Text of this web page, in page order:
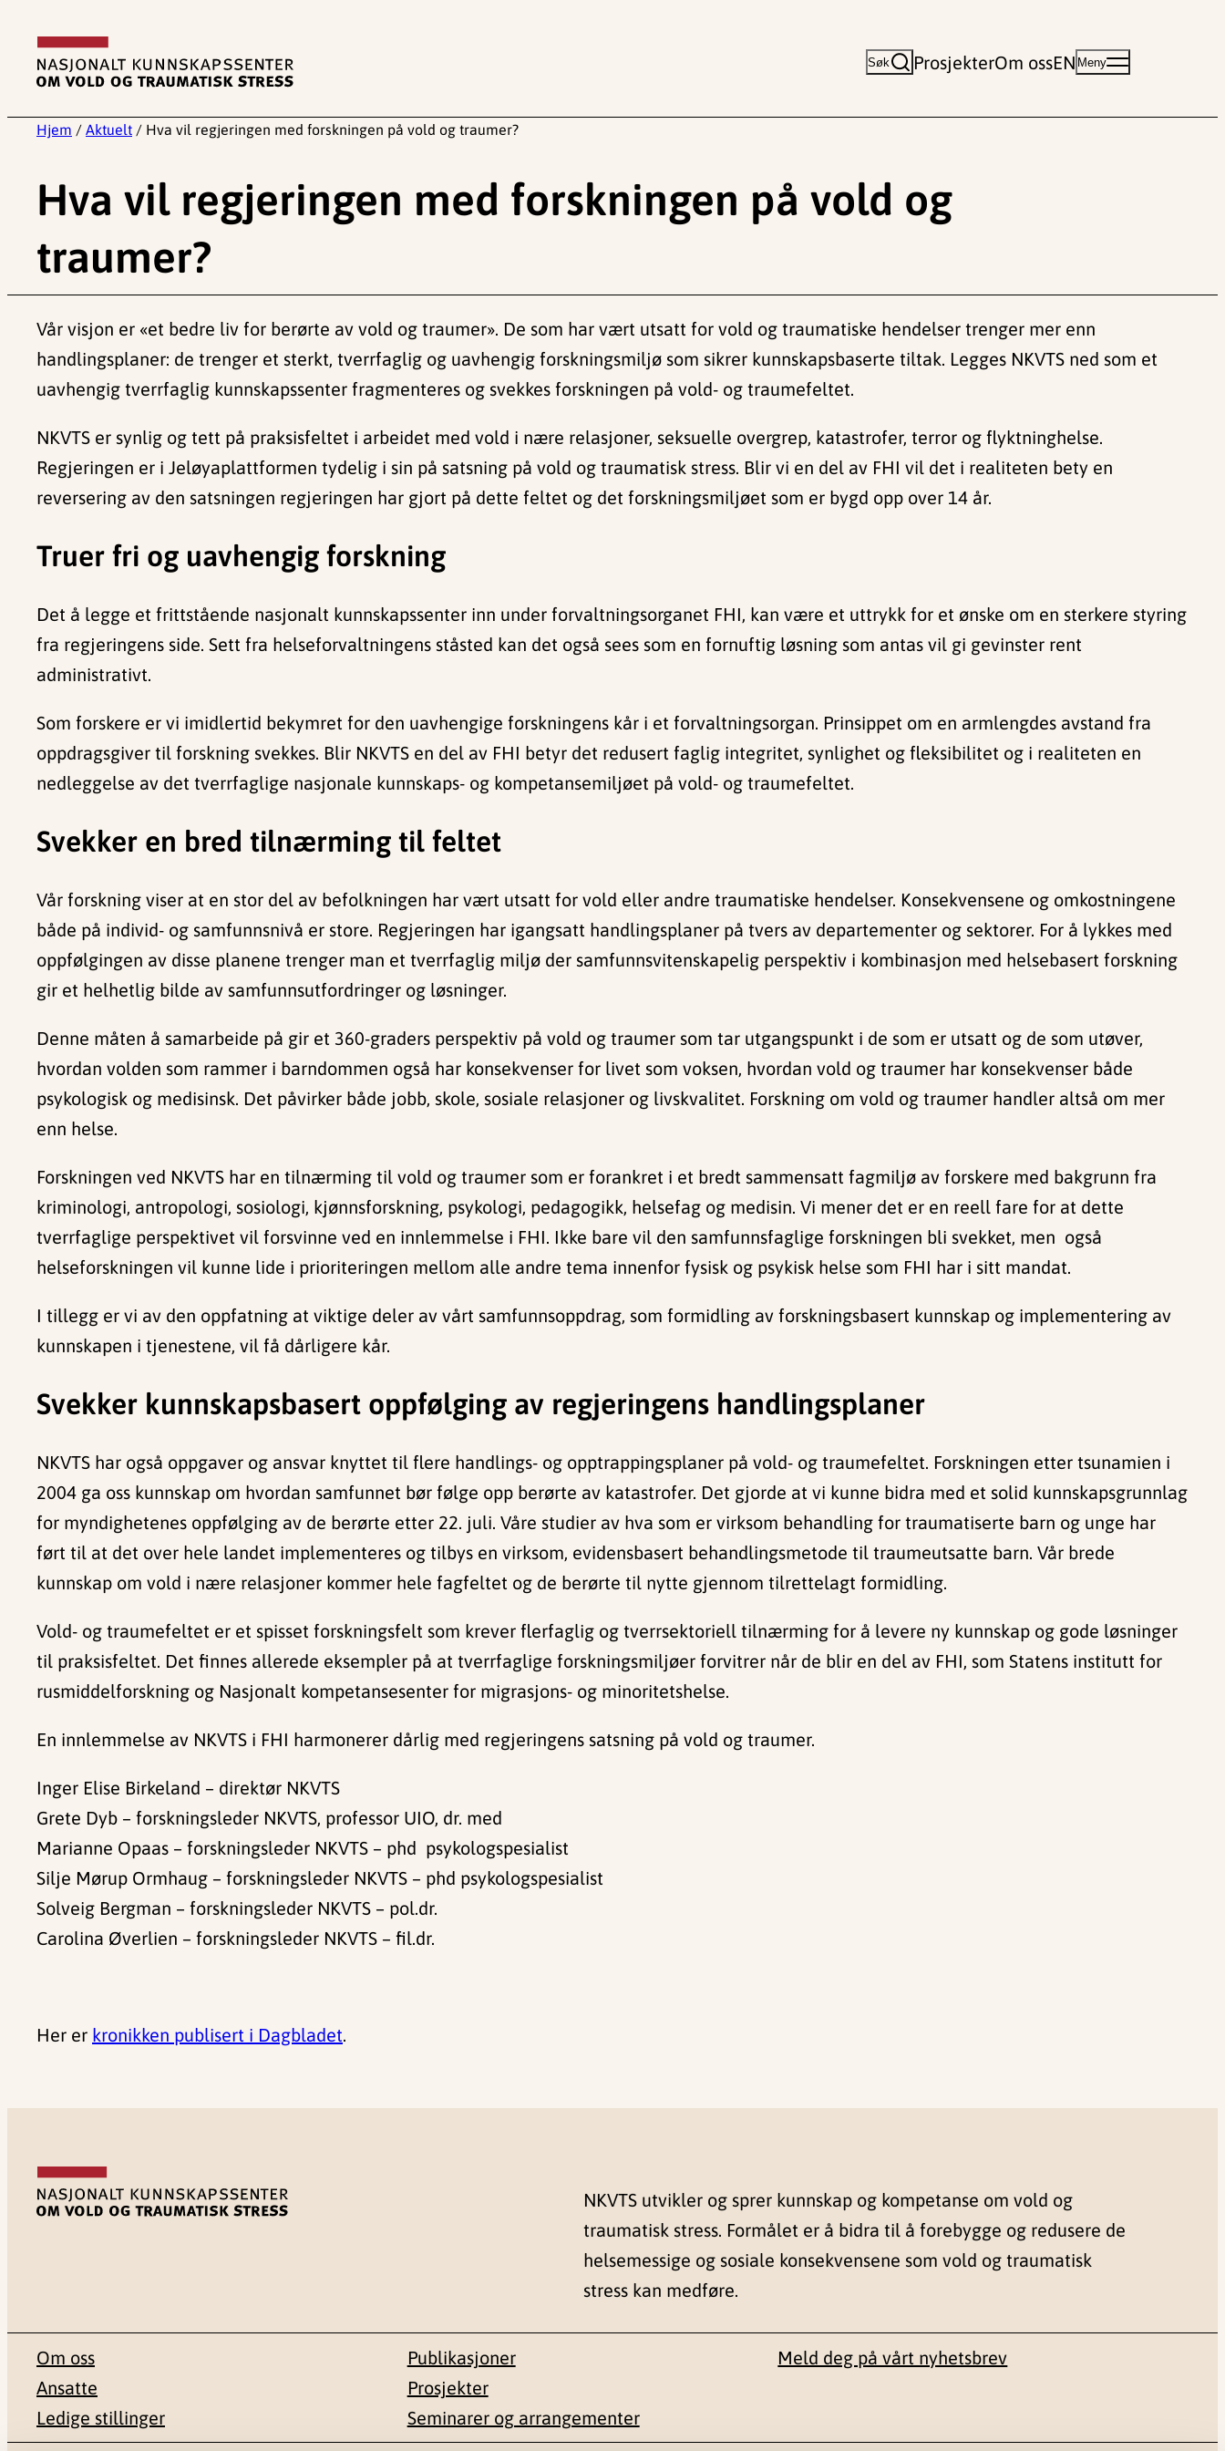
innhold
Søk ProsjekterOm ossEN Meny
Hjem / Aktuelt / Hva vil regjeringen med forskningen på vold og traumer?
Hva vil regjeringen med forskningen på vold og
traumer?
Vår visjon er «et bedre liv for berørte av vold og traumer». De som har vært utsatt for vold og traumatiske hendelser trenger mer enn
handlingsplaner: de trenger et sterkt, tverrfaglig og uavhengig forskningsmiljø som sikrer kunnskapsbaserte tiltak. Legges NKVTS ned som et
uavhengig tverrfaglig kunnskapssenter fragmenteres og svekkes forskningen på vold- og traumefeltet.
NKVTS er synlig og tett på praksisfeltet i arbeidet med vold i nære relasjoner, seksuelle overgrep, katastrofer, terror og flyktninghelse.
Regjeringen er i Jeløyaplattformen tydelig i sin på satsning på vold og traumatisk stress. Blir vi en del av FHI vil det i realiteten bety en
reversering av den satsningen regjeringen har gjort på dette feltet og det forskningsmiljøet som er bygd opp over 14 år.
Truer fri og uavhengig forskning
Det å legge et frittstående nasjonalt kunnskapssenter inn under forvaltningsorganet FHI, kan være et uttrykk for et ønske om en sterkere styring
fra regjeringens side. Sett fra helseforvaltningens ståsted kan det også sees som en fornuftig løsning som antas vil gi gevinster rent
administrativt.
Som forskere er vi imidlertid bekymret for den uavhengige forskningens kår i et forvaltningsorgan. Prinsippet om en armlengdes avstand fra
oppdragsgiver til forskning svekkes. Blir NKVTS en del av FHI betyr det redusert faglig integritet, synlighet og fleksibilitet og i realiteten en
nedleggelse av det tverrfaglige nasjonale kunnskaps- og kompetansemiljøet på vold- og traumefeltet.
Svekker en bred tilnærming til feltet
Vår forskning viser at en stor del av befolkningen har vært utsatt for vold eller andre traumatiske hendelser. Konsekvensene og omkostningene
både på individ- og samfunnsnivå er store. Regjeringen har igangsatt handlingsplaner på tvers av departementer og sektorer. For å lykkes med
oppfølgingen av disse planene trenger man et tverrfaglig miljø der samfunnsvitenskapelig perspektiv i kombinasjon med helsebasert forskning
gir et helhetlig bilde av samfunnsutfordringer og løsninger.
Denne måten å samarbeide på gir et 360-graders perspektiv på vold og traumer som tar utgangspunkt i de som er utsatt og de som utøver,
hvordan volden som rammer i barndommen også har konsekvenser for livet som voksen, hvordan vold og traumer har konsekvenser både
psykologisk og medisinsk. Det påvirker både jobb, skole, sosiale relasjoner og livskvalitet. Forskning om vold og traumer handler altså om mer
enn helse.
Forskningen ved NKVTS har en tilnærming til vold og traumer som er forankret i et bredt sammensatt fagmiljø av forskere med bakgrunn fra
kriminologi, antropologi, sosiologi, kjønnsforskning, psykologi, pedagogikk, helsefag og medisin. Vi mener det er en reell fare for at dette
tverrfaglige perspektivet vil forsvinne ved en innlemmelse i FHI. Ikke bare vil den samfunnsfaglige forskningen bli svekket, men også
helseforskningen vil kunne lide i prioriteringen mellom alle andre tema innenfor fysisk og psykisk helse som FHI har i sitt mandat.
I tillegg er vi av den oppfatning at viktige deler av vårt samfunnsoppdrag, som formidling av forskningsbasert kunnskap og implementering av
kunnskapen i tjenestene, vil få dårligere kår.
Svekker kunnskapsbasert oppfølging av regjeringens handlingsplaner
NKVTS har også oppgaver og ansvar knyttet til flere handlings- og opptrappingsplaner på vold- og traumefeltet. Forskningen etter tsunamien i
2004 ga oss kunnskap om hvordan samfunnet bør følge opp berørte av katastrofer. Det gjorde at vi kunne bidra med et solid kunnskapsgrunnlag
for myndighetenes oppfølging av de berørte etter 22. juli. Våre studier av hva som er virksom behandling for traumatiserte barn og unge har
ført til at det over hele landet implementeres og tilbys en virksom, evidensbasert behandlingsmetode til traumeutsatte barn. Vår brede
kunnskap om vold i nære relasjoner kommer hele fagfeltet og de berørte til nytte gjennom tilrettelagt formidling.
Vold- og traumefeltet er et spisset forskningsfelt som krever flerfaglig og tverrsektoriell tilnærming for å levere ny kunnskap og gode løsninger
til praksisfeltet. Det finnes allerede eksempler på at tverrfaglige forskningsmiljøer forvitrer når de blir en del av FHI, som Statens institutt for
rusmiddelforskning og Nasjonalt kompetansesenter for migrasjons- og minoritetshelse.
En innlemmelse av NKVTS i FHI harmonerer dårlig med regjeringens satsning på vold og traumer.
Inger Elise Birkeland – direktør NKVTS
Grete Dyb – forskningsleder NKVTS, professor UIO, dr. med
Marianne Opaas – forskningsleder NKVTS – phd psykologspesialist
Silje Mørup Ormhaug – forskningsleder NKVTS – phd psykologspesialist
Solveig Bergman – forskningsleder NKVTS – pol.dr.
Carolina Øverlien – forskningsleder NKVTS – fil.dr.
Her er kronikken publisert i Dagbladet.
NKVTS utvikler og sprer kunnskap og kompetanse om vold og
traumatisk stress. Formålet er å bidra til å forebygge og redusere de
helsemessige og sosiale konsekvensene som vold og traumatisk
stress kan medføre.
Om oss
Ansatte
Ledige stillinger
Publikasjoner
Prosjekter
Seminarer og arrangementer
Meld deg på vårt nyhetsbrev